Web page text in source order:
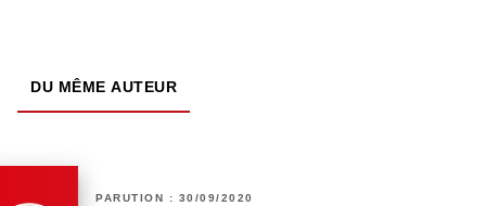
DU MÊME AUTEUR
PARUTION : 30/09/2020